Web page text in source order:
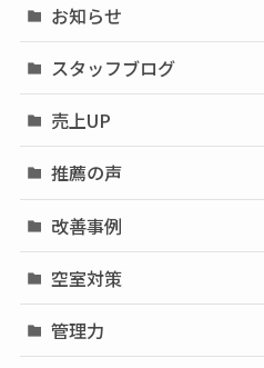
お知らせ
スタッフブログ
売上UP
推薦の声
改善事例
空室対策
管理力